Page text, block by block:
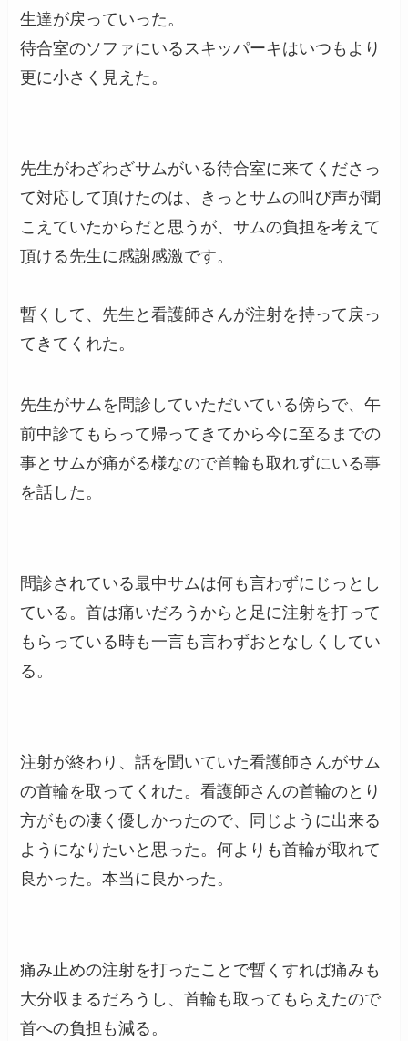
生達が戻っていった。
待合室のソファにいるスキッパーキはいつもより
更に小さく見えた。
先生がわざわざサムがいる待合室に来てくださっ
て対応して頂けたのは、きっとサムの叫び声が聞
こえていたからだと思うが、サムの負担を考えて
頂ける先生に感謝感激です。
暫くして、先生と看護師さんが注射を持って戻っ
てきてくれた。
先生がサムを問診していただいている傍らで、午
前中診てもらって帰ってきてから今に至るまでの
事とサムが痛がる様なので首輪も取れずにいる事
を話した。
問診されている最中サムは何も言わずにじっとし
ている。首は痛いだろうからと足に注射を打って
もらっている時も一言も言わずおとなしくしてい
る。
注射が終わり、話を聞いていた看護師さんがサム
の首輪を取ってくれた。看護師さんの首輪のとり
方がもの凄く優しかったので、同じように出来る
ようになりたいと思った。何よりも首輪が取れて
良かった。本当に良かった。
痛み止めの注射を打ったことで暫くすれば痛みも
大分収まるだろうし、首輪も取ってもらえたので
首への負担も減る。